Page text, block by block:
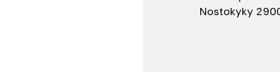
Nostokyky